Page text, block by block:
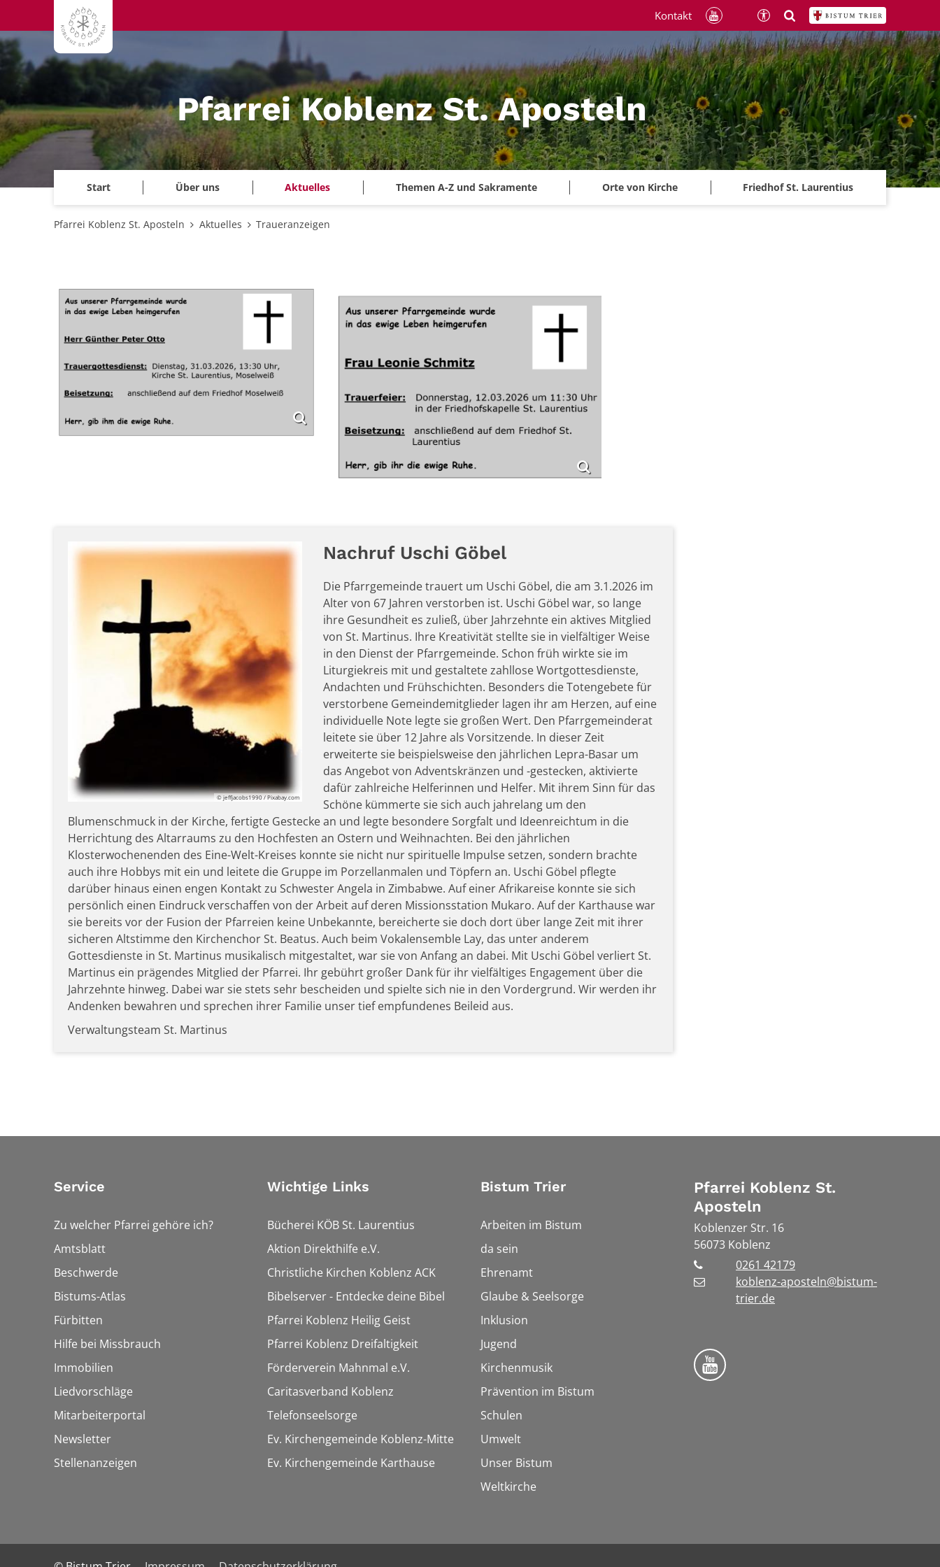
Zum Inhalt springen
Pfarrei Koblenz St. Aposteln
Start Über uns Aktuelles Themen A-Z und Sakramente Orte von Kirche Friedhof St. Laurentius
Kontakt
Pfarrei Koblenz St. Aposteln Aktuelles Traueranzeigen
© jeffjacobs1990 / Pixabay.com
Nachruf Uschi Göbel
Die Pfarrgemeinde trauert um Uschi Göbel, die am 3.1.2026 im
Alter von 67 Jahren verstorben ist. Uschi Göbel war, so lange
ihre Gesundheit es zuließ, über Jahrzehnte ein aktives Mitglied
von St. Martinus. Ihre Kreativität stellte sie in vielfältiger Weise
in den Dienst der Pfarrgemeinde. Schon früh wirkte sie im
Liturgiekreis mit und gestaltete zahllose Wortgottesdienste,
Andachten und Frühschichten. Besonders die Totengebete für
verstorbene Gemeindemitglieder lagen ihr am Herzen, auf eine
individuelle Note legte sie großen Wert. Den Pfarrgemeinderat
leitete sie über 12 Jahre als Vorsitzende. In dieser Zeit
erweiterte sie beispielsweise den jährlichen Lepra-Basar um
das Angebot von Adventskränzen und -gestecken, aktivierte
dafür zahlreiche Helferinnen und Helfer. Mit ihrem Sinn für das
Schöne kümmerte sie sich auch jahrelang um den
Blumenschmuck in der Kirche, fertigte Gestecke an und legte besondere Sorgfalt und Ideenreichtum in die
Herrichtung des Altarraums zu den Hochfesten an Ostern und Weihnachten. Bei den jährlichen
Klosterwochenenden des Eine-Welt-Kreises konnte sie nicht nur spirituelle Impulse setzen, sondern brachte
auch ihre Hobbys mit ein und leitete die Gruppe im Porzellanmalen und Töpfern an. Uschi Göbel pflegte
darüber hinaus einen engen Kontakt zu Schwester Angela in Zimbabwe. Auf einer Afrikareise konnte sie sich
persönlich einen Eindruck verschaffen von der Arbeit auf deren Missionsstation Mukaro. Auf der Karthause war
sie bereits vor der Fusion der Pfarreien keine Unbekannte, bereicherte sie doch dort über lange Zeit mit ihrer
sicheren Altstimme den Kirchenchor St. Beatus. Auch beim Vokalensemble Lay, das unter anderem
Gottesdienste in St. Martinus musikalisch mitgestaltet, war sie von Anfang an dabei. Mit Uschi Göbel verliert St.
Martinus ein prägendes Mitglied der Pfarrei. Ihr gebührt großer Dank für ihr vielfältiges Engagement über die
Jahrzehnte hinweg. Dabei war sie stets sehr bescheiden und spielte sich nie in den Vordergrund. Wir werden ihr
Andenken bewahren und sprechen ihrer Familie unser tief empfundenes Beileid aus.
Verwaltungsteam St. Martinus
Service
Zu welcher Pfarrei gehöre ich?
Amtsblatt
Beschwerde
Bistums-Atlas
Fürbitten
Hilfe bei Missbrauch
Immobilien
Liedvorschläge
Mitarbeiterportal
Newsletter
Stellenanzeigen
Wichtige Links
Bücherei KÖB St. Laurentius
Aktion Direkthilfe e.V.
Christliche Kirchen Koblenz ACK
Bibelserver - Entdecke deine Bibel
Pfarrei Koblenz Heilig Geist
Pfarrei Koblenz Dreifaltigkeit
Förderverein Mahnmal e.V.
Caritasverband Koblenz
Telefonseelsorge
Ev. Kirchengemeinde Koblenz-Mitte
Ev. Kirchengemeinde Karthause
Bistum Trier
Arbeiten im Bistum
da sein
Ehrenamt
Glaube & Seelsorge
Inklusion
Jugend
Kirchenmusik
Prävention im Bistum
Schulen
Umwelt
Unser Bistum
Weltkirche
Pfarrei Koblenz St.
Aposteln
Koblenzer Str. 16
56073 Koblenz
0261 42179
koblenz-aposteln@bistum-
trier.de
Bistum Trier auf YouTube